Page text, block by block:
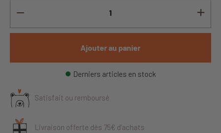
Ajouter au panier
Derniers articles en stock
Satisfait ou remboursé
Livraison offerte dès 75€ d’achats